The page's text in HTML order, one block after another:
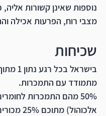
נוספות שאינן קשורות אליה,
מצבי רוח, הפרעות אכילה
שכיחות
מתמודד עם התמכרות.
50% מהם התמכרות
אלכוהול) מתוכם 25% מכורים לניקוטין.